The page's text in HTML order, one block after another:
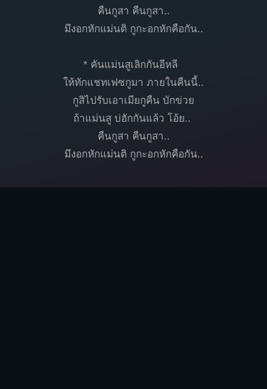
คืนกูสา คืนกูสา..
มึงอกหักแม่นติ กูกะอกหักคือกัน..
* คันแม่นสูเลิกกันอีหลี
ให้ทักแชทเฟซกูมา ภายในคืนนี้..
กูสิไปรับเอาเมียกูคืน บักข่วย
ถ้าแม่นสู บ่ฮักกันแล้ว โอ้ย..
คืนกูสา คืนกูสา..
มึงอกหักแม่นติ กูกะอกหักคือกัน..